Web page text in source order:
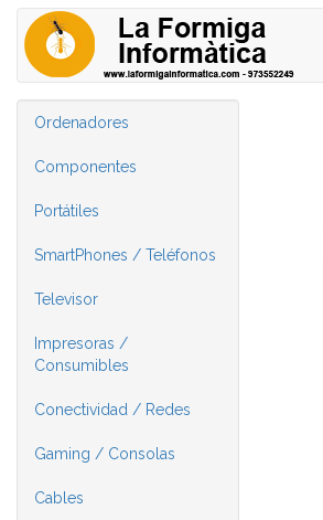
Ordenadores
Componentes
Portátiles
SmartPhones / Teléfonos
Televisor
Impresoras /
Consumibles
Conectividad / Redes
Gaming / Consolas
Cables